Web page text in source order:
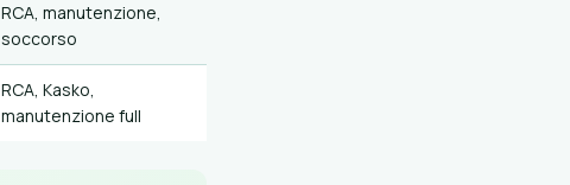
RCA, manutenzione,
soccorso
RCA, Kasko,
manutenzione full